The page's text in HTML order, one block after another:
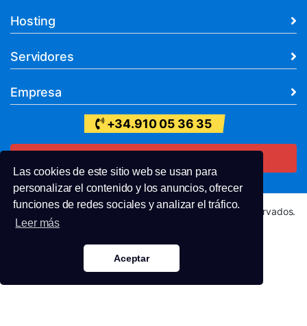
Las cookies de este sitio web se usan para
personalizar el contenido y los anuncios, ofrecer
funciones de redes sociales y analizar el tráfico.
Leer más
Aceptar
Hosting
Servidores
Empresa
+34.910 05 36 35
Copyright © 2026 ZapaHosting. Todos los derechos reservados.
Términos de Uso
Política de Privacidad
Precios sin IVA